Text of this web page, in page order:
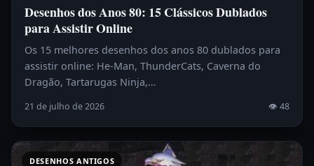
Desenhos dos Anos 80: 15 Clássicos Dublados
para Assistir Online
Os 15 melhores desenhos dos anos 80 dublados para
assistir online: He-Man, ThunderCats, Caverna do
Dragão, Tartarugas Ninja,…
21 de julho de 2026 👁 48
DESENHOS ANTIGOS